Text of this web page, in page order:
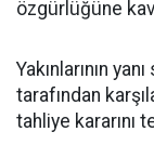
özgürlüğüne
Yakınlarının
tarafından
tahliye kararını